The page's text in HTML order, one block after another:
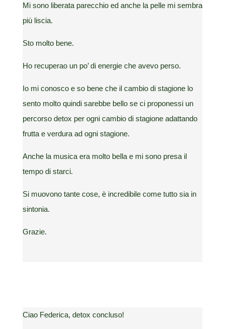
Mi sono liberata parecchio ed anche la pelle mi sembra
più liscia.
Sto molto bene.
Ho recuperao un po’ di energie che avevo perso.
Io mi conosco e so bene che il cambio di stagione lo
sento molto quindi sarebbe bello se ci proponessi un
percorso detox per ogni cambio di stagione adattando
frutta e verdura ad ogni stagione.
Anche la musica era molto bella e mi sono presa il
tempo di starci.
Si muovono tante cose, è incredibile come tutto sia in
sintonia.
Grazie.
Ciao Federica, detox concluso!